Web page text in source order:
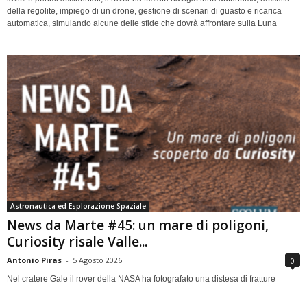
della regolite, impiego di un drone, gestione di scenari di guasto e ricarica
automatica, simulando alcune delle sfide che dovrà affrontare sulla Luna
Astronautica ed Esplorazione Spaziale
News da Marte #45: un mare di poligoni,
Curiosity risale Valle...
Antonio Piras - 5 Agosto 2026 0
Nel cratere Gale il rover della NASA ha fotografato una distesa di fratture